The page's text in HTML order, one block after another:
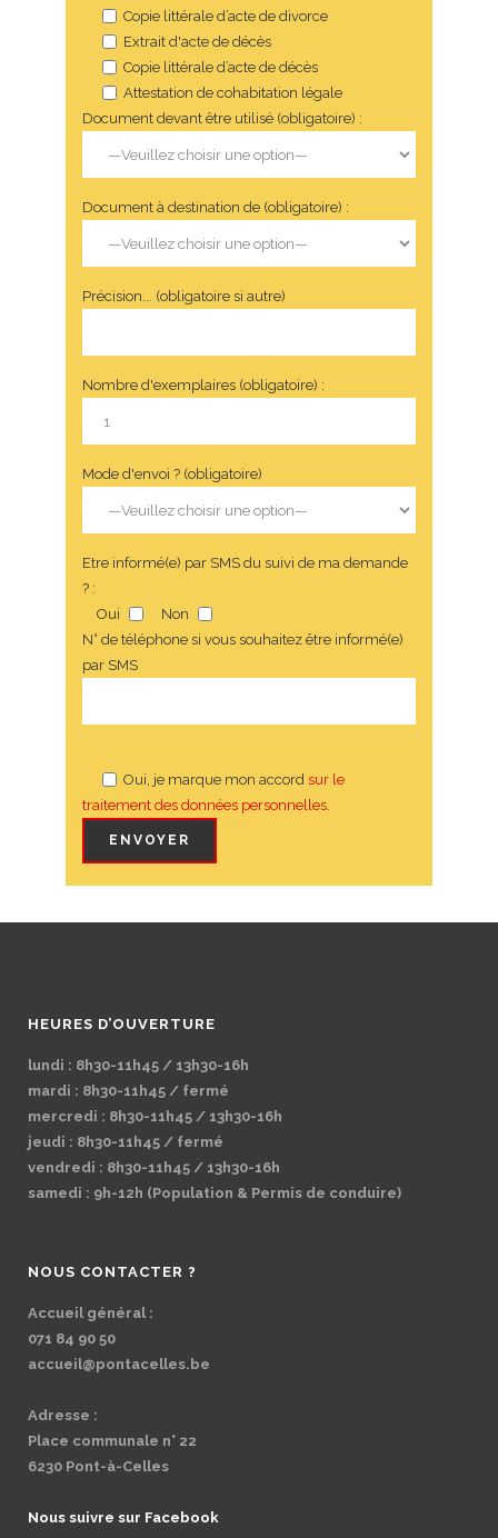
Copie littérale d’acte de divorce
Extrait d'acte de décès
Copie littérale d’acte de décès
Attestation de cohabitation légale
Document devant être utilisé (obligatoire) :
Document à destination de (obligatoire) :
Précision... (obligatoire si autre)
Nombre d'exemplaires (obligatoire) :
Mode d'envoi ? (obligatoire)
Etre informé(e) par SMS du suivi de ma demande
? :
Oui
Non
N° de téléphone si vous souhaitez être informé(e)
par SMS
Oui, je marque mon accord sur le
traitement des données personnelles.
HEURES D’OUVERTURE
lundi : 8h30-11h45 / 13h30-16h
mardi : 8h30-11h45 / fermé
mercredi : 8h30-11h45 / 13h30-16h
jeudi : 8h30-11h45 / fermé
vendredi : 8h30-11h45 / 13h30-16h
samedi : 9h-12h (Population & Permis de conduire)
NOUS CONTACTER ?
Accueil général :
071 84 90 50
accueil@pontacelles.be
Adresse :
Place communale n° 22
6230 Pont-à-Celles
Nous suivre sur Facebook